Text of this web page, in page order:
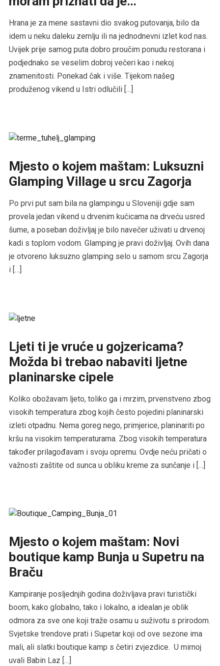
Hrana je za mene sastavni dio svakog putovanja, bilo da
idem u neku daleku zemlju ili na jednodnevni izlet kod nas.
Uvijek prije samog puta dobro proučim ponudu restorana i
podjednako se veselim dobroj večeri kao i nekoj
znamenitosti. Ponekad čak i više. Tijekom našeg
produženog vikend u Istri odlučili […]
Mjesto o kojem maštam: Luksuzni
Glamping Village u srcu Zagorja
Po prvi put sam bila na glampingu u Sloveniji gdje sam
provela jedan vikend u drvenim kućicama na drveću usred
šume, a poseban doživljaj je bilo navečer uživati u drvenoj
kadi s toplom vodom. Glamping je pravi doživljaj. Ovih dana
je otvoreno luksuzno glamping selo u samom srcu Zagorja
i […]
Ljeti ti je vruće u gojzericama?
Možda bi trebao nabaviti ljetne
planinarske cipele
Koliko obožavam ljeto, toliko ga i mrzim, prvenstveno zbog
visokih temperatura zbog kojih često pojedini planinarski
izleti otpadnu. Nema goreg nego, primjerice, planinariti po
kršu na visokim temperaturama. Zbog visokih temperatura
također prilagođavam i svoju opremu. Ovdje neću pričati o
važnosti zaštite od sunca u obliku kreme za sunčanje i […]
Mjesto o kojem maštam: Novi
boutique kamp Bunja u Supetru na
Braču
Kampiranje posljednjih godina doživljava pravi turistički
boom, kako globalno, tako i lokalno, a idealan je oblik
odmora za sve one koji traže osamu u suživotu s prirodom.
Svjetske trendove prati i Supetar koji od ove sezone ima
mali, ali slatki boutique kamp s četiri zvjezdice. U mirnoj
uvali Babin Laz […]